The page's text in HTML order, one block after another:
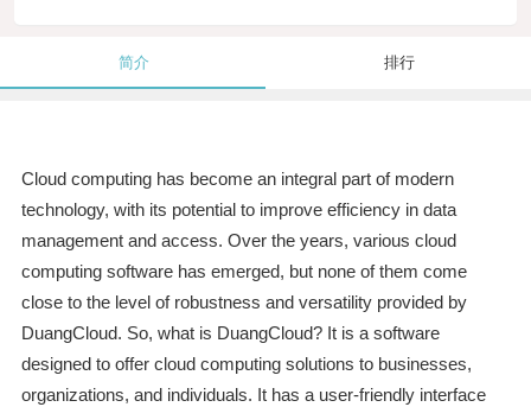
简介 排行
Cloud computing has become an integral part of modern
technology, with its potential to improve efficiency in data
management and access. Over the years, various cloud
computing software has emerged, but none of them come
close to the level of robustness and versatility provided by
DuangCloud. So, what is DuangCloud? It is a software
designed to offer cloud computing solutions to businesses,
organizations, and individuals. It has a user-friendly interface